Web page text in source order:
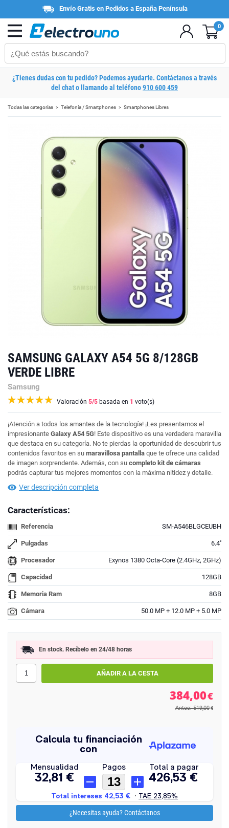
Envío Gratis en Pedidos a España Península
0
¿Tienes dudas con tu pedido? Podemos ayudarte. Contáctanos a través
del chat o llamando al teléfono910 600 459
Todas las categorías Telefonía / Smartphones Smartphones Libres
SAMSUNG GALAXY A54 5G 8/128GB
VERDE LIBRE
Samsung
Valoración 5/5 basada en 1 voto(s)
¡Atención a todos los amantes de la tecnología! ¡Les presentamos el
impresionante Galaxy A54 5G! Este dispositivo es una verdadera maravilla
que destaca en su categoría. No te pierdas la oportunidad de descubrir tus
contenidos favoritos en su maravillosa pantalla que te ofrece una calidad
de imagen sorprendente. Además, con su completo kit de cámaras
podrás capturar tus mejores momentos con la máxima nitidez y detalle.
Ver descripción completa
Características:
Referencia SM-A546BLGCEUBH
Pulgadas 6.4''
Procesador Exynos 1380 Octa-Core (2.4GHz, 2GHz)
Capacidad 128GB
Memoria Ram 8GB
Cámara 50.0 MP + 12.0 MP + 5.0 MP
En stock. Recíbelo en 24/48 horas
384,00€
Antes: 519,00 €
¿Necesitas ayuda? Contáctanos